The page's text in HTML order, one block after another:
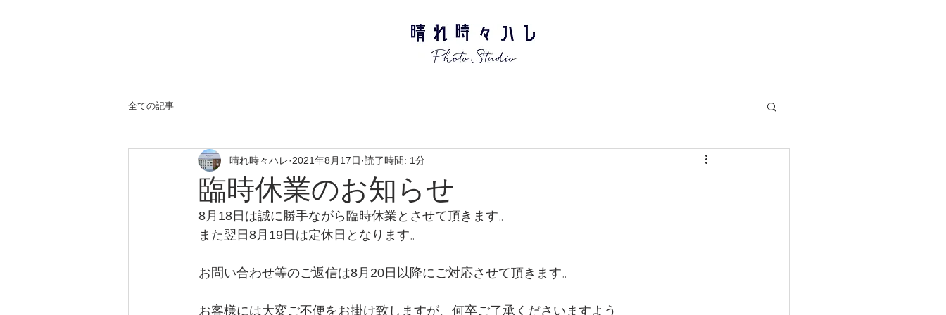
全ての記事
臨時休業のお知らせ
晴れ時々ハレ 2021年8月17日 読了時間: 1分
8月18日は誠に勝手ながら臨時休業とさせて頂きます。
また翌日8月19日は定休日となります。
お問い合わせ等のご返信は8月20日以降にご対応させて頂きます。
お客様には大変ご不便をお掛け致しますが、何卒ご了承くださいますよう